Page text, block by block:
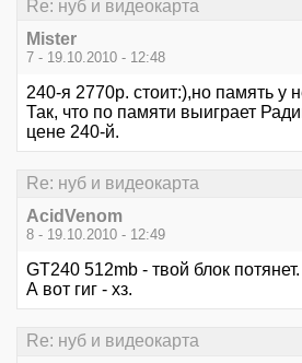
Re: нуб и видеокарта
Mister
7 - 19.10.2010 - 12:48
240-я 2770р. стоит:),но память у
Так, что по памяти выиграет
цене 240-й.
Re: нуб и видеокарта
AcidVenom
8 - 19.10.2010 - 12:49
GT240 512mb - твой блок
А вот гиг - хз.
Re: нуб и видеокарта